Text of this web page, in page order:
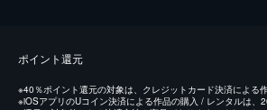
ポイント還元
※40％ポイント還元の対象は、クレジットカード決済による
※iOSアプリのUコイン決済による作品の購入 / レンタルは、